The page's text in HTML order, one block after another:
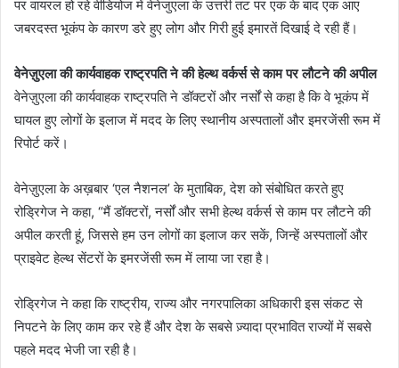
पर वायरल हो रहे वीडियोज में वेनेजुएला के उत्तरी तट पर एक के बाद एक आए
जबरदस्त भूकंप के कारण डरे हुए लोग और गिरी हुई इमारतें दिखाई दे रही हैं।
वेनेज़ुएला की कार्यवाहक राष्ट्रपति ने की हेल्थ वर्कर्स से काम पर लौटने की अपील
वेनेज़ुएला की कार्यवाहक राष्ट्रपति ने डॉक्टरों और नर्सों से कहा है कि वे भूकंप में
घायल हुए लोगों के इलाज में मदद के लिए स्थानीय अस्पतालों और इमरजेंसी रूम में
रिपोर्ट करें।
वेनेज़ुएला के अख़बार ‘एल नैशनल’ के मुताबिक, देश को संबोधित करते हुए
रोड्रिगेज ने कहा, “मैं डॉक्टरों, नर्सों और सभी हेल्थ वर्कर्स से काम पर लौटने की
अपील करती हूं, जिससे हम उन लोगों का इलाज कर सकें, जिन्हें अस्पतालों और
प्राइवेट हेल्थ सेंटरों के इमरजेंसी रूम में लाया जा रहा है।
रोड्रिगेज ने कहा कि राष्ट्रीय, राज्य और नगरपालिका अधिकारी इस संकट से
निपटने के लिए काम कर रहे हैं और देश के सबसे ज़्यादा प्रभावित राज्यों में सबसे
पहले मदद भेजी जा रही है।